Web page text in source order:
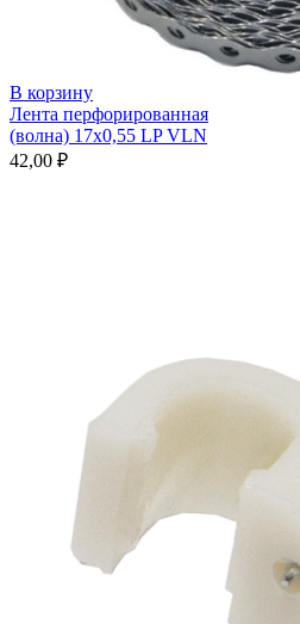
В корзину
Лента перфорированная
(волна) 17х0,55 LP VLN
42,00 ₽